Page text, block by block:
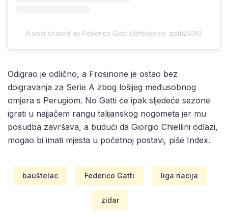
A post shared by Federico Gatti (@federico_gatti2406)
Odigrao je odlično, a Frosinone je ostao bez
doigravanja za Serie A zbog lošijeg međusobnog
omjera s Perugiom. No Gatti će ipak sljedeće sezone
igrati u najjačem rangu talijanskog nogometa jer mu
posudba završava, a budući da Giorgio Chiellini odlazi,
mogao bi imati mjesta u početnoj postavi, piše Index.
bauštelac Federico Gatti liga nacija
zidar